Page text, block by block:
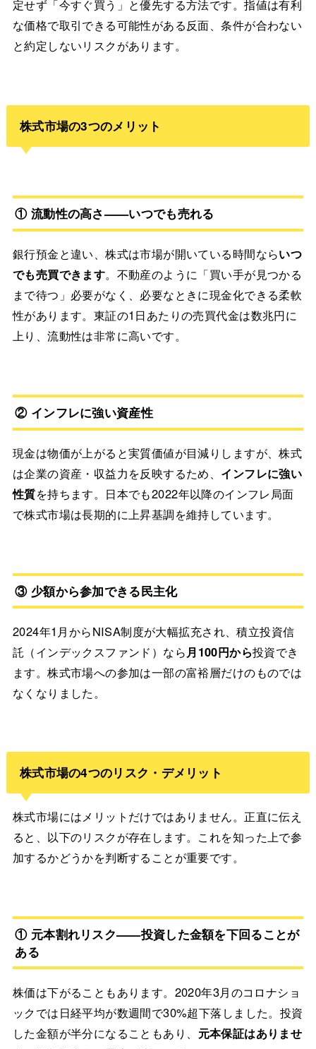
定せず「今すぐ買う」と優先する方法です。指値は有利
な価格で取引できる可能性がある反面、条件が合わない
と約定しないリスクがあります。
株式市場の3つのメリット
① 流動性の高さ——いつでも売れる
銀行預金と違い、株式は市場が開いている時間ならいつ
でも売買できます。不動産のように「買い手が見つかる
まで待つ」必要がなく、必要なときに現金化できる柔軟
性があります。東証の1日あたりの売買代金は数兆円に
上り、流動性は非常に高いです。
② インフレに強い資産性
現金は物価が上がると実質価値が目減りしますが、株式
は企業の資産・収益力を反映するため、 インフレに強い
性質を持ちます。日本でも2022年以降のインフレ局面
で株式市場は長期的に上昇基調を維持しています。
③ 少額から参加できる民主化
2024年1月からNISA制度が大幅拡充され、積立投資信
託（インデックスファンド）なら 月100円から投資でき
ます。株式市場への参加は一部の富裕層だけのものでは
なくなりました。
株式市場の4つのリスク・デメリット
株式市場にはメリットだけではありません。正直に伝え
ると、以下のリスクが存在します。これを知った上で参
加するかどうかを判断することが重要です。
① 元本割れリスク——投資した金額を下回ることが
ある
株価は下がることもあります。2020年3月のコロナショ
ックでは日経平均が数週間で30%超下落しました。投資
した金額が半分になることもあり、 元本保証はありませ